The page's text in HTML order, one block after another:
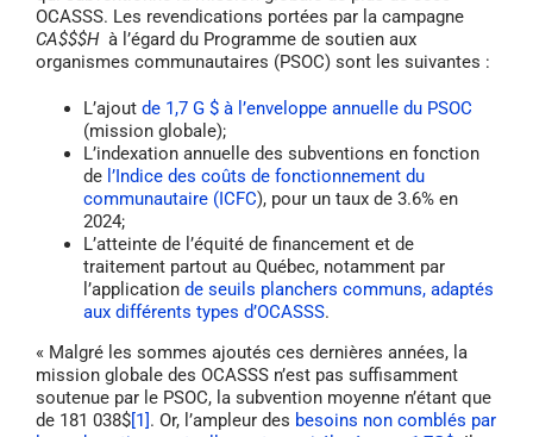
OCASSS. Les revendications portées par la campagne
CA$$$Hà l’égard du Programme de soutien aux
organismes communautaires (PSOC) sont les suivantes :
L’ajout de 1,7 G $ à l’enveloppe annuelle du PSOC
(mission globale);
L’indexation annuelle des subventions en fonction
de l’Indice des coûts de fonctionnement du
communautaire (ICFC), pour un taux de 3.6% en
2024;
L’atteinte de l’équité de financement et de
traitement partout au Québec, notamment par
l’application de seuils planchers communs, adaptés
aux différents types d’OCASSS.
« Malgré les sommes ajoutés ces dernières années, la
mission globale des OCASSS n’est pas suffisamment
soutenue par le PSOC, la subvention moyenne n’étant que
de 181 038$[1]. Or, l’ampleur des besoins non comblés par